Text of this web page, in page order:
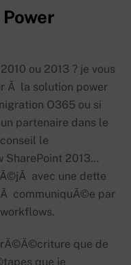
ou 2013 ? je vous
Ã la solution power
O365 ou si
partenaire dans le
le
SharePoint 2013…
avec une dette
communiquÃ©e par
que de
que je